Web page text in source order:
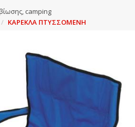
camping
ΚΑΡΕΚΛΑ ΠΤΥΣΣΟΜΕΝΗ